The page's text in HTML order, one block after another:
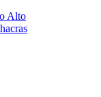
Alto